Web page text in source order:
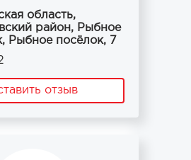
область,
район, Рыбное
Рыбное посёлок, 7
отзыв